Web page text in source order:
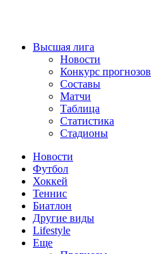
Высшая лига
Новости
Конкурс прогнозов
Составы
Матчи
Таблица
Статистика
Стадионы
Новости
Футбол
Хоккей
Теннис
Биатлон
Другие виды
Lifestyle
Еще